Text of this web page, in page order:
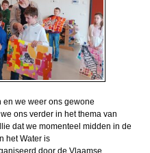
en we weer ons gewone
ons verder in het thema van
dat we momenteel midden in de
het Water is
door de Vlaamse